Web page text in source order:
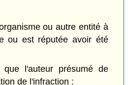
ou autre entité à
ou est réputée avoir été
l'auteur présumé de
de l'infraction :